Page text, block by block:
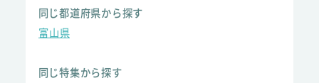
同じ都道府県から探す
富山県
同じ特集から探す